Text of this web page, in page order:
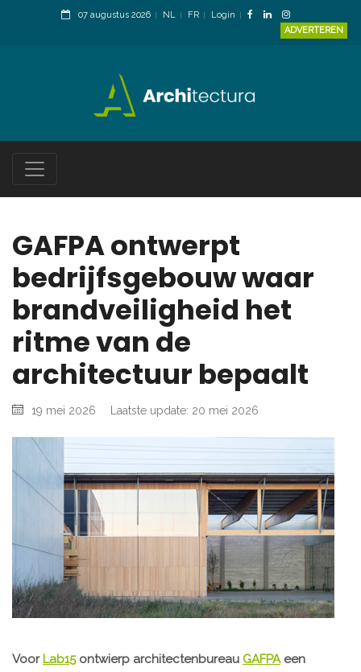
07 augustus 2026 NL FR
Login
ADVERTEREN
GAFPA ontwerpt
bedrijfsgebouw waar
brandveiligheid het
ritme van de
architectuur bepaalt
19 mei 2026 Laatste update: 20 mei 2026
Voor Lab15ontwierp architectenbureau GAFPAeen